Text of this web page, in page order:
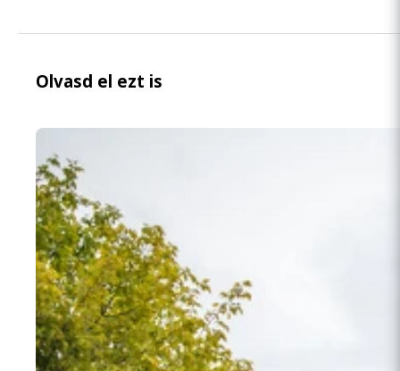
Olvasd el ezt is